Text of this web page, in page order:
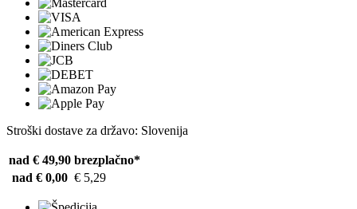
Stroški dostave za državo: Slovenija
nad € 49,90 brezplačno*
nad € 0,00 € 5,29